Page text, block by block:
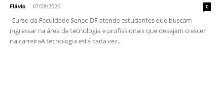
Flávio - 07/08/2026 0
Curso da Faculdade Senac-DF atende estudantes que buscam
ingressar na área de tecnologia e profissionais que desejam crescer
na carreiraA tecnologia está cada vez...